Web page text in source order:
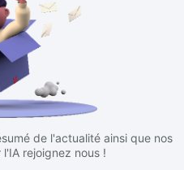
de l'actualité ainsi que nos
rejoignez nous !